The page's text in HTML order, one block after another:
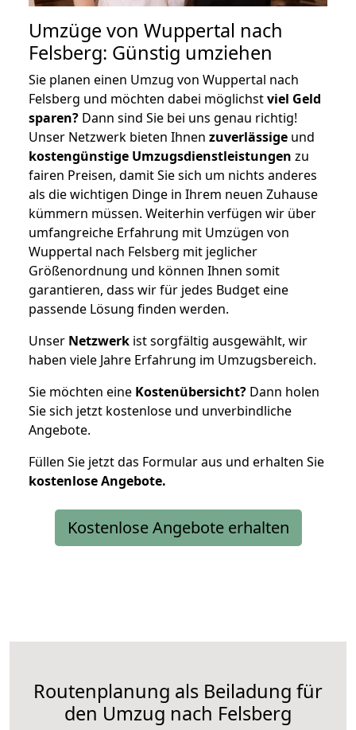
Umzüge von Wuppertal nach
Felsberg: Günstig umziehen
Sie planen einen Umzug von Wuppertal nach
Felsberg und möchten dabei möglichstviel Geld
sparen? Dann sind Sie bei uns genau richtig!
Unser Netzwerk bieten Ihnen zuverlässige und
kostengünstige Umzugsdienstleistungen zu
fairen Preisen, damit Sie sich um nichts anderes
als die wichtigen Dinge in Ihrem neuen Zuhause
kümmern müssen. Weiterhin verfügen wir über
umfangreiche Erfahrung mit Umzügen von
Wuppertal nach Felsberg mit jeglicher
Größenordnung und können Ihnen somit
garantieren, dass wir für jedes Budget eine
passende Lösung finden werden.
Unser Netzwerk ist sorgfältig ausgewählt, wir
haben viele Jahre Erfahrung im Umzugsbereich.
Sie möchten eine Kostenübersicht? Dann holen
Sie sich jetzt kostenlose und unverbindliche
Angebote.
Füllen Sie jetzt das Formular aus und erhalten Sie
kostenloseAngebote.
Kostenlose Angebote erhalten
Routenplanung als Beiladung für
den Umzug nach Felsberg